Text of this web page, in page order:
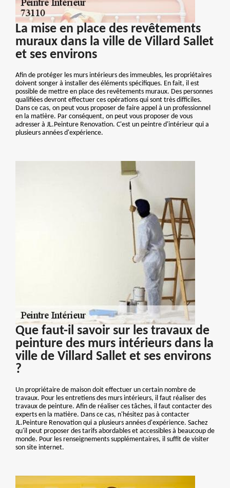
La mise en place des revêtements
muraux dans la ville de Villard Sallet
et ses environs
Afin de protéger les murs intérieurs des immeubles, les propriétaires
doivent songer à installer des éléments spécifiques. En fait, il est
possible de mettre en place des revêtements muraux. Des personnes
qualifiées devront effectuer ces opérations qui sont très difficiles.
Dans ce cas, on peut vous proposer de faire appel à un professionnel
en la matière. Par conséquent, on peut vous proposer de vous
adresser à JL.Peinture Renovation. C'est un peintre d'intérieur qui a
plusieurs années d'expérience.
Que faut-il savoir sur les travaux de
peinture des murs intérieurs dans la
ville de Villard Sallet et ses environs
?
Un propriétaire de maison doit effectuer un certain nombre de
travaux. Pour les entretiens des murs intérieurs, il faut réaliser des
travaux de peinture. Afin de réaliser ces tâches, il faut contacter des
experts en la matière. Dans ce cas, n'hésitez pas à contacter
JL.Peinture Renovation qui a plusieurs années d'expérience. Sachez
qu'il peut proposer des tarifs abordables et accessibles à beaucoup de
monde. Pour les renseignements supplémentaires, il suffit de visiter
son site internet.